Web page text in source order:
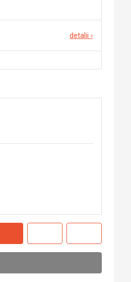
detalii ›